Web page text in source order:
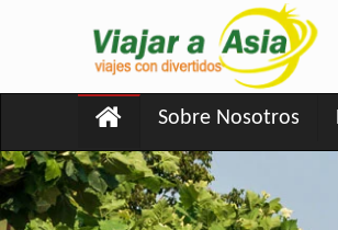
Sobre Nosotros